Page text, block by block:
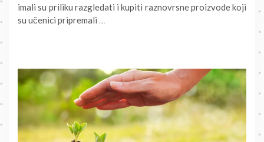
imali su priliku razgledati i kupiti raznovrsne proizvode koji
su učenici pripremali